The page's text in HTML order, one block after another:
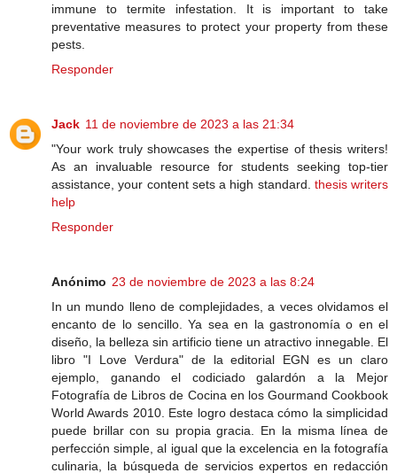
immune to termite infestation. It is important to take
preventative measures to protect your property from these
pests.
Responder
Jack 11 de noviembre de 2023 a las 21:34
"Your work truly showcases the expertise of thesis writers!
As an invaluable resource for students seeking top-tier
assistance, your content sets a high standard. thesis writers
help
Responder
Anónimo 23 de noviembre de 2023 a las 8:24
In un mundo lleno de complejidades, a veces olvidamos el
encanto de lo sencillo. Ya sea en la gastronomía o en el
diseño, la belleza sin artificio tiene un atractivo innegable. El
libro "I Love Verdura" de la editorial EGN es un claro
ejemplo, ganando el codiciado galardón a la Mejor
Fotografía de Libros de Cocina en los Gourmand Cookbook
World Awards 2010. Este logro destaca cómo la simplicidad
puede brillar con su propia gracia. En la misma línea de
perfección simple, al igual que la excelencia en la fotografía
culinaria, la búsqueda de servicios expertos en redacción